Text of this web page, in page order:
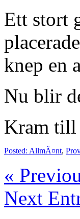
Ett stort
knep en
Nu blir
Kram till
Posted: AllmÃ¤nt,
«
Next